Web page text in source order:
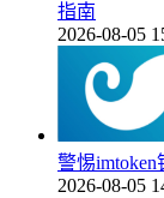
指南
2026-08-05
警惕
2026-08-05